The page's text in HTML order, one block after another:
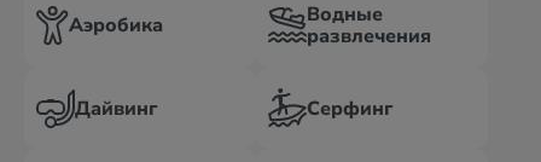
Аэробика
Водные
развлечения
Дайвинг Серфинг